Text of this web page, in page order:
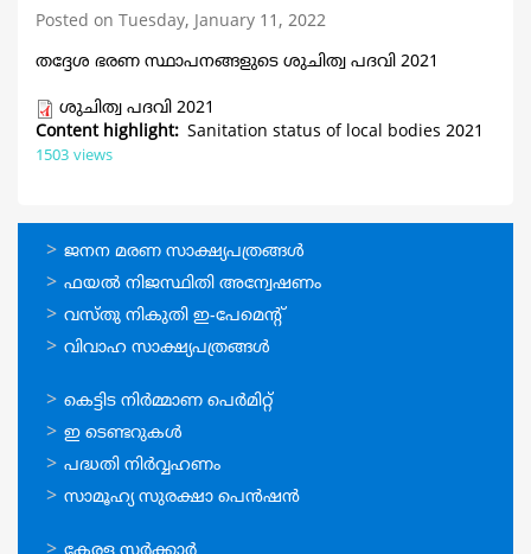
Posted on Tuesday, January 11, 2022
തദ്ദേശ ഭരണ സ്ഥാപനങ്ങളുടെ ശുചിത്വ പദവി 2021
ശുചിത്വ പദവി 2021
Content highlight
Sanitation status of local bodies 2021
1503 views
ഓണ്‍ലൈന്‍
സേവനങ്ങള്‍
ജനന മരണ സാക്ഷ്യപത്രങ്ങള്‍
ഫയല്‍ നിജസ്ഥിതി അന്വേഷണം
വസ്തു നികുതി ഇ-പേമെന്റ്
വിവാഹ സാക്ഷ്യപത്രങ്ങള്‍
ഓണ്‍ലൈന്‍
സേവനങ്ങള്‍
കെട്ടിട നിര്‍മ്മാണ പെര്‍മിറ്റ്‌
ഇ ടെണ്ടറുകള്‍
പദ്ധതി നിര്‍വ്വഹണം
സാമൂഹ്യ സുരക്ഷാ പെന്‍ഷന്‍